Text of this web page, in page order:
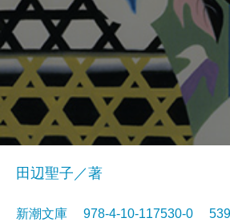
田辺聖子／著
新潮文庫 978-4-10-117530-0